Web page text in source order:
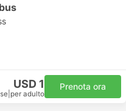
USD 1
per adulto
Prenota ora